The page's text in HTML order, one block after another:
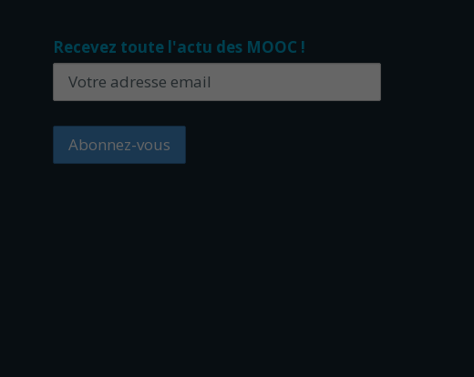
Recevez toute l'actu des MOOC !